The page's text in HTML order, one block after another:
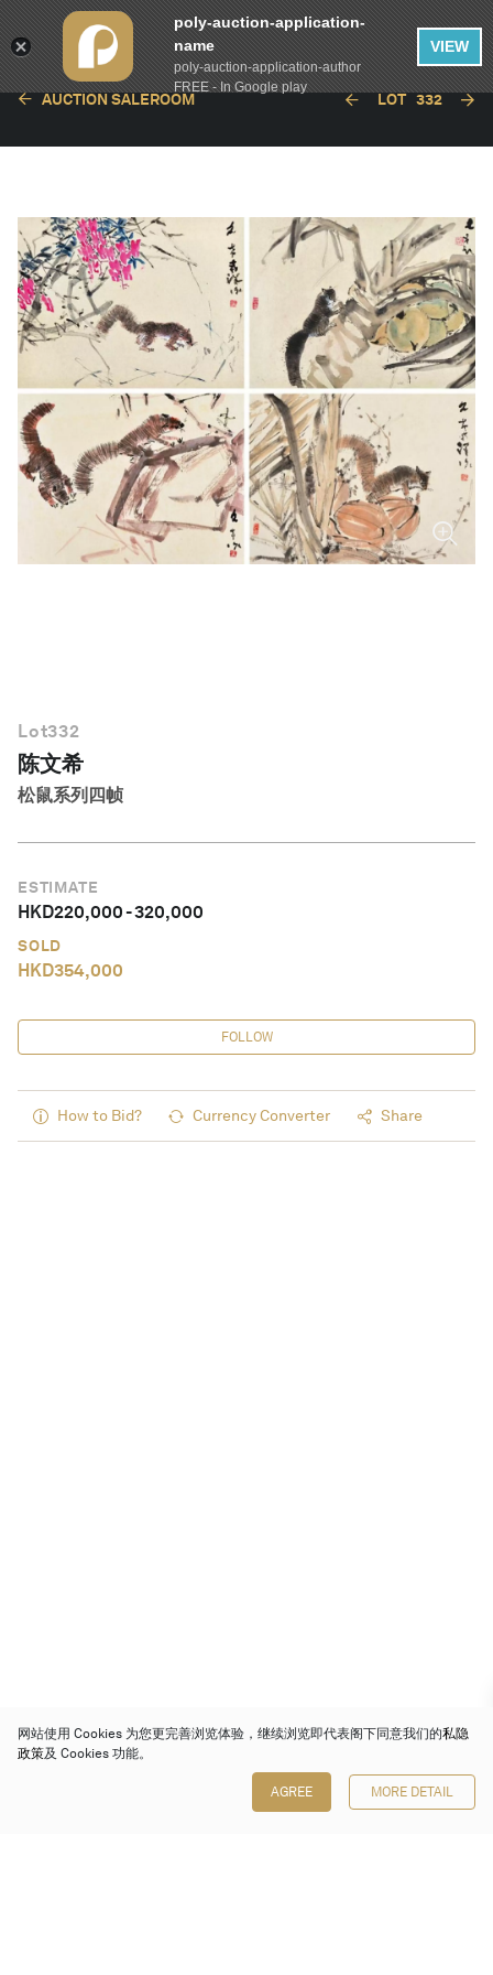
AUCTION SALEROOM LOT 332
Lot332
陈文希
松鼠系列四帧
ESTIMATE
HKD220,000-320,000
SOLD
HKD354,000
FOLLOW
How to Bid? Currency Converter Share
网站使用 Cookies 为您更完善浏览体验，继续浏览即代表阁下同意我们的私隐
政策及 Cookies 功能。
AGREE MORE DETAIL
poly-auction-application-
name
poly-auction-application-author
FREE - In Google play
VIEW